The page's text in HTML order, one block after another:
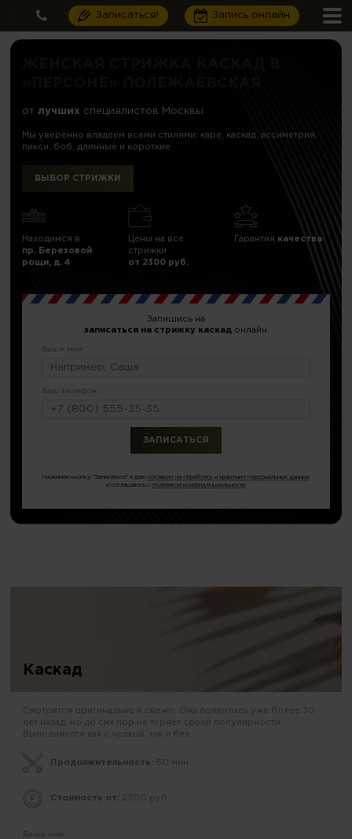
Записаться! Запись онлайн
от лучших специалистов Москвы
Мы уверенно владеем всеми стилями: каре, каскад, ассиметрия,
пикси, боб, длинные и короткие
ВЫБОР СТРИЖКИ
Находимся в
пр. Березовой
рощи, д. 4
Цены на все
стрижки
от 2300 руб.
Гарантия качества
Запишись на
записаться на стрижку каскад онлайн
Ваше имя:
Ваш телефон:
Нажимая кнопку "Записаться" я даюсогласие на обработку и хранение персональных данных
и соглашаюсь сполитикой конфиденциальности
Каскад
Смотрится оригинально и свежо. Она появилась уже более 30
лет назад, но до сих пор не теряет своей популярности.
Выполняется как с челкой, так и без.
Продолжительность: 60 мин.
Стоимость от: 2300 руб.
Ваше имя: